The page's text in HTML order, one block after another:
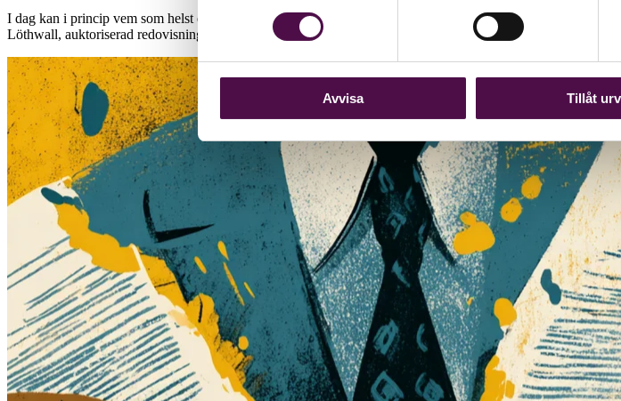
Avvisa Tillåt
I dag kan i princip vem som helst erbjuda redovisningstjänster – utan krav på auktorisation. Det ställer
Löthwall, auktoriserad redovisningskonsult på Talenom och ledamot i FAR:s Strategigrupp Redovisnings-